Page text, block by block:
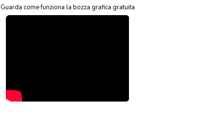
Guarda come funziona la bozza grafica gratuita